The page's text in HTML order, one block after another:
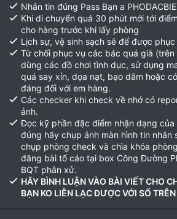
Nhắn tin đúng Pass Bạn a
Khi di chuyển quá 30 phút mới tới
cho hàng trước khi lấy phòng
Lịch sự, vệ sinh sạch sẽ để được
Từ chối phục vụ các bác quá già
dùng các đồ chơi tình dục, sử dụng
quá say xỉn, dọa nạt, bạo dâm hoặc
đáng đối với em hàng.
Các checker khi check về nhớ có
ảnh.
Đọc kỹ phần đặc điểm nhận dạng
đúng hãy chụp ảnh màn hình tin nhắn
chụp phòng check và chìa khóa
đăng bài tố cáo tại box Công Đường
BQT phân xử.
HÃY BÌNH LUẬN VÀO BÀI VIẾT CHO
BẠN KO LIÊN LẠC ĐƯỢC VỚI SỐ